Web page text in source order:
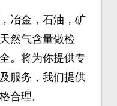
冶金，石油，矿
然气含量做检
。将为你提供专
服务，我们提供
合理。